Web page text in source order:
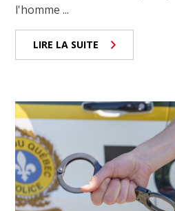
l'homme ...
LIRE LA SUITE